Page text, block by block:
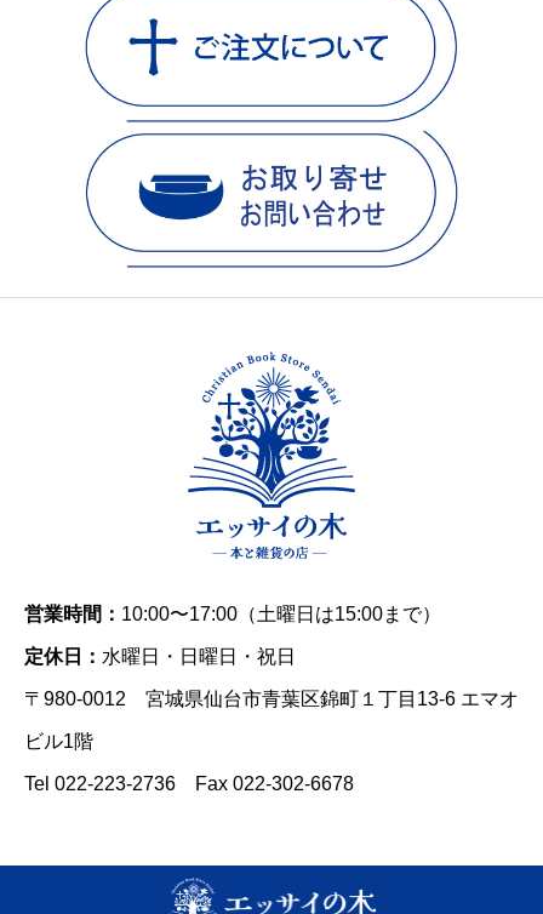
営業時間： 10:00〜17:00（土曜日は15:00まで）
定休日： 水曜日・日曜日・祝日
〒980-0012 宮城県仙台市青葉区錦町１丁目13-6 エマオ
ビル1階
Tel 022-223-2736 Fax 022-302-6678